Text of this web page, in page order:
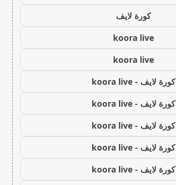
كورة لايف
koora live
koora live
كورة لايف - koora live
كورة لايف - koora live
كورة لايف - koora live
كورة لايف - koora live
كورة لايف - koora live